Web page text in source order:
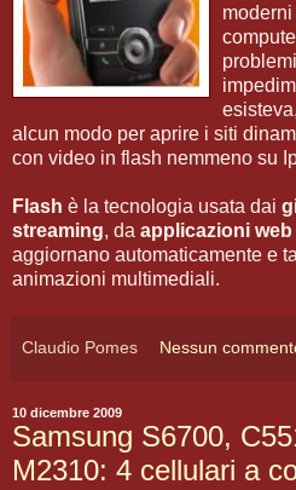
alcun modo per aprire i siti
con video in flash nemmeno su
Flash è la tecnologia usata dai
streaming, da applicazioni web
aggiornano automaticamente e
animazioni multimediali.
Claudio Pomes Nessun
10 dicembre 2009
Samsung S6700,
M2310: 4 cellulari a